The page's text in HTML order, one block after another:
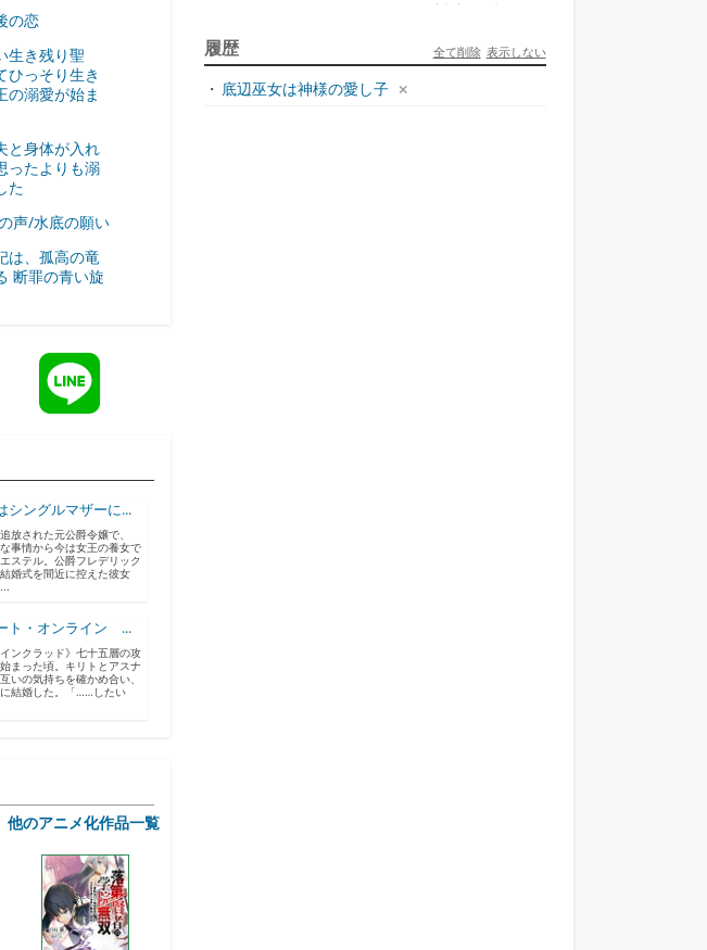
の恋
生き残り聖
ひっそり生き
の溺愛が始ま
と身体が入れ
ったよりも溺
た
声/水底の願い
は、孤高の竜
断罪の青い旋
シングルマザーに...
放された元公爵令嬢で、
事情から今は女王の養女で
ステル。公爵フレデリック
婚式を間近に控えた彼女
ト・オンライン ...
インクラッド》七十五層の攻
まった頃。キリトとアスナ
いの気持ちを確かめ合い、
結婚した。「……したい
他のアニメ化作品一覧
宇都宮ケーブルテレビ
ジュリとエレナの森の相談所 ~付与の力であ...
一二三書房
天才悪女は嘘を見破る2
履歴 表示しない
全て削除
・ 底辺巫女は神様の愛し子